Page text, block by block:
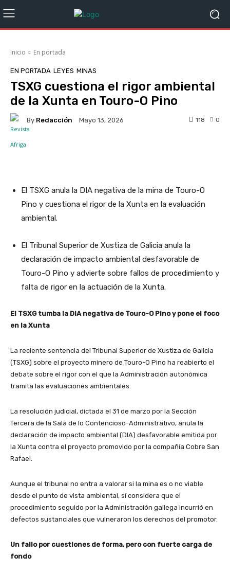
Inicio En portada
EN PORTADA LEYES MINAS
TSXG cuestiona el rigor ambiental
de la Xunta en Touro-O Pino
By Redacción Mayo 13, 2026 0
118
El TSXG anula la DIA negativa de la mina de Touro-O
Pino y cuestiona el rigor de la Xunta en la evaluación
ambiental.
El Tribunal Superior de Xustiza de Galicia anula la
declaración de impacto ambiental desfavorable de
Touro-O Pino y advierte sobre fallos de procedimiento y
falta de rigor en la actuación de la Xunta.
El TSXG tumba la DIA negativa de Touro-O Pino y pone el foco
en la Xunta
La reciente sentencia del Tribunal Superior de Xustiza de Galicia
(TSXG) sobre el proyecto minero de Touro-O Pino ha reabierto el
debate sobre el rigor con el que la Administración autonómica
tramita las evaluaciones ambientales.
La resolución judicial, dictada el 31 de marzo por la Sección
Tercera de la Sala de lo Contencioso-Administrativo, anula la
declaración de impacto ambiental (DIA) desfavorable emitida por
la Xunta contra el proyecto promovido por la compañía Cobre San
Rafael.
Aunque el tribunal no entra a valorar si la mina es o no viable
desde el punto de vista ambiental, sí considera que el
procedimiento seguido por la Administración gallega incurrió en
defectos sustanciales que vulneraron los derechos del promotor.
Un fallo por cuestiones de forma, pero con fuerte carga de
fondo